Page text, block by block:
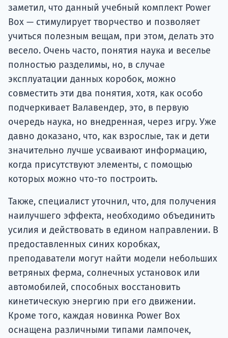
заметил, что данный учебный комплект Power
Box — стимулирует творчество и позволяет
учиться полезным вещам, при этом, делать это
весело. Очень часто, понятия наука и веселье
полностью разделимы, но, в случае
эксплуатации данных коробок, можно
совместить эти два понятия, хотя, как особо
подчеркивает Валавендер, это, в первую
очередь наука, но внедренная, через игру. Уже
давно доказано, что, как взрослые, так и дети
значительно лучше усваивают информацию,
когда присутствуют элементы, с помощью
которых можно что-то построить.
Также, специалист уточнил, что, для получения
наилучшего эффекта, необходимо объединить
усилия и действовать в едином направлении. В
предоставленных синих коробках,
преподаватели могут найти модели небольших
ветряных ферма, солнечных установок или
автомобилей, способных восстановить
кинетическую энергию при его движении.
Кроме того, каждая новинка Power Box
оснащена различными типами лампочек,